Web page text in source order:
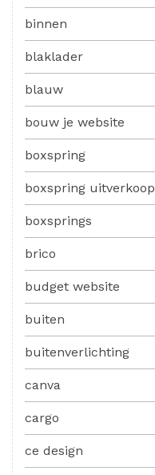
binnen
blaklader
blauw
bouw je website
boxspring
boxspring uitverkoop
boxsprings
brico
budget website
buiten
buitenverlichting
canva
cargo
ce design